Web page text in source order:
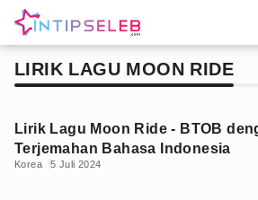
LIRIK LAGU MOON RIDE
Lirik Lagu Moon Ride - BTOB
Terjemahan Bahasa Indonesia
Korea 5 Juli 2024